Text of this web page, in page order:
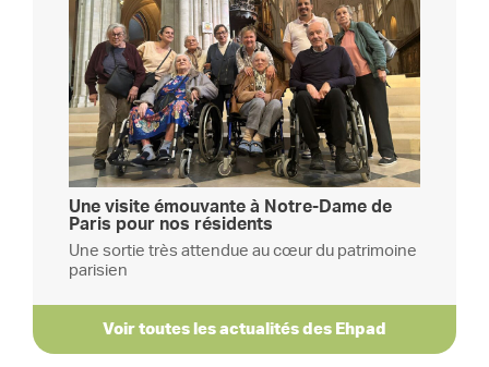
Une visite émouvante à Notre-Dame de
Paris pour nos résidents
Une sortie très attendue au cœur du patrimoine
parisien
Voir toutes les actualités des Ehpad